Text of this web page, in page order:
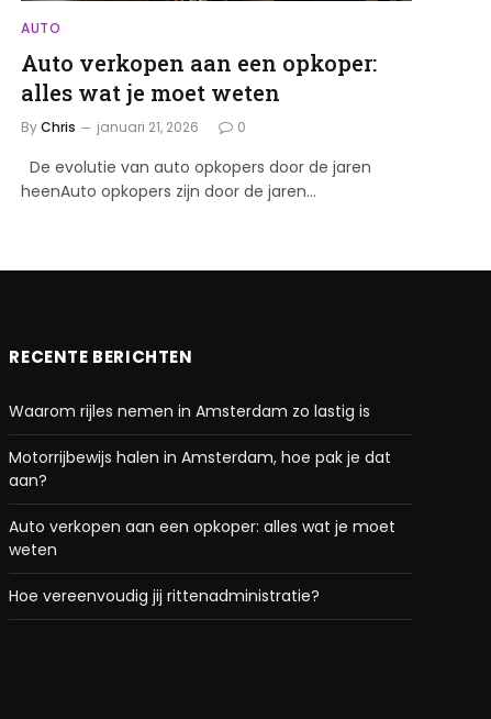
AUTO
Auto verkopen aan een opkoper:
alles wat je moet weten
ByChris januari 21, 2026 0
De evolutie van auto opkopers door de jaren
heenAuto opkopers zijn door de jaren…
RECENTE BERICHTEN
Waarom rijles nemen in Amsterdam zo lastig is
Motorrijbewijs halen in Amsterdam, hoe pak je dat
aan?
Auto verkopen aan een opkoper: alles wat je moet
weten
Hoe vereenvoudig jij rittenadministratie?